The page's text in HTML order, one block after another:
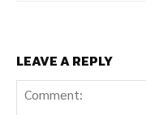
LEAVE A REPLY